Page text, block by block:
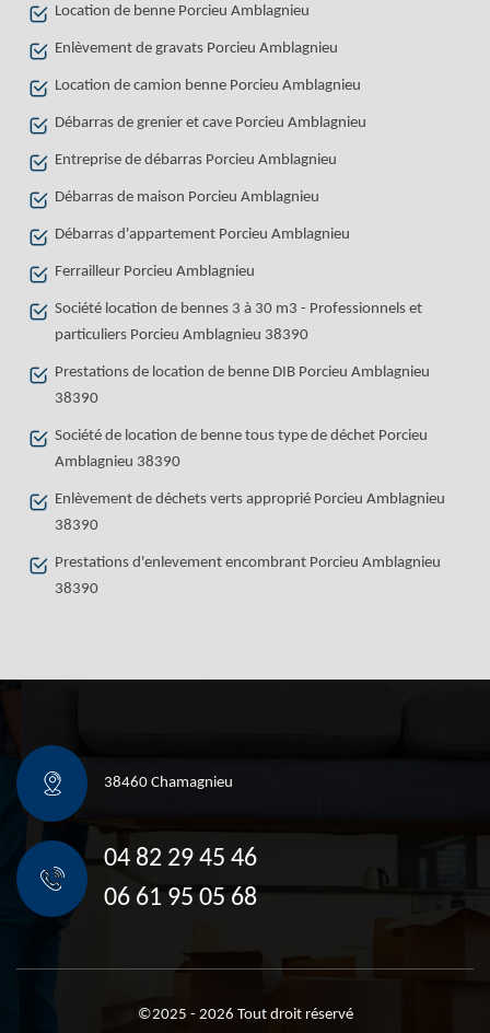
Location de benne Porcieu Amblagnieu
Enlèvement de gravats Porcieu Amblagnieu
Location de camion benne Porcieu Amblagnieu
Débarras de grenier et cave Porcieu Amblagnieu
Entreprise de débarras Porcieu Amblagnieu
Débarras de maison Porcieu Amblagnieu
Débarras d'appartement Porcieu Amblagnieu
Ferrailleur Porcieu Amblagnieu
Société location de bennes 3 à 30 m3 - Professionnels et
particuliers Porcieu Amblagnieu 38390
Prestations de location de benne DIB Porcieu Amblagnieu
38390
Société de location de benne tous type de déchet Porcieu
Amblagnieu 38390
Enlèvement de déchets verts approprié Porcieu Amblagnieu
38390
Prestations d'enlevement encombrant Porcieu Amblagnieu
38390
38460 Chamagnieu
04 82 29 45 46
06 61 95 05 68
©2025 - 2026 Tout droit réservé